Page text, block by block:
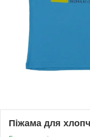
Піжама для